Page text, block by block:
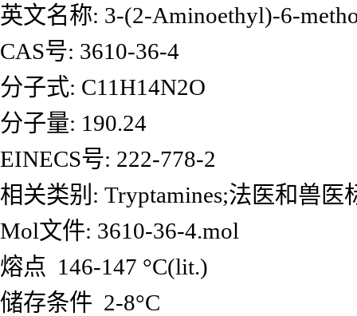
英文名称: 3-(2-Aminoethyl)-6-
CAS号: 3610-36-4
分子式: C11H14N2O
分子量: 190.24
EINECS号: 222-778-2
相关类别: Tryptamines;法医和兽医
Mol文件: 3610-36-4.mol
熔点 146-147 °C(lit.)
储存条件 2-8°C